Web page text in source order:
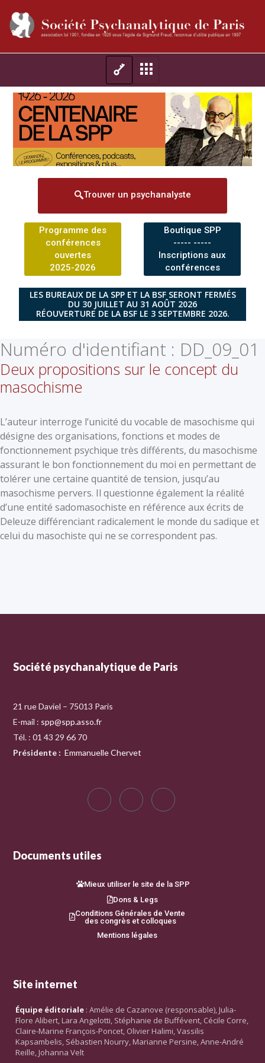
Trouver un psychanalyste
Programme des
conférences
ouvertes
2025-2026
Boutique SPP
----- -----
Inscriptions aux
conférences
LES BUREAUX DE LA SPP ET LA BSF SERONT FERMÉS
DU 30 JUILLET AU 31 AOÛT 2026
RÉOUVERTURE DE LA BSF LE 3 SEPTEMBRE 2026.
Numéro d'identifiant : DD_09_01
Deux propositions sur le concept du
masochisme
L’auteur interroge l’unicité du vocable de masochisme qui
désigne des organisations, fonctions et modes de
fonctionnement psychique très différents, du masochisme
assurant le bon fonctionnement du moi en permettant de
tolérer une certaine quantité de tension, jusqu’au
masochisme pervers. Il questionne également la réalité
d’une entité sadomasochiste en référence aux écrits de
Deleuze différenciant radicalement le monde du sadique et
celui du masochiste qui ne se correspondent pas.
Société psychanalytique de Paris
21 rue Daviel – 75013 Paris
E-mail : spp@spp.asso.fr
Tél. : 01 43 29 66 70
Présidente : Emmanuelle Chervet
Documents utiles
Mieux utiliser le site de la SPP
Dons & Legs
Conditions Générales de Vente
des congrès et colloques
Mentions légales
Site internet
Équipe éditoriale : Amélie de Cazanove (responsable), Julia-
Flore Alibert, Lara Angelotti, Stéphanie de Buffévent, Cécile Corre,
Claire-Marine François-Poncet, Olivier Halimi, Vassilis
Kapsambelis, Sébastien Nourry, Marianne Persine, Anne-André
Reille, Johanna Velt